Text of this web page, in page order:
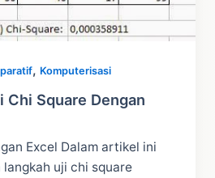
, Komputerisasi
Chi Square Dengan
Excel Dalam artikel ini
uji chi square